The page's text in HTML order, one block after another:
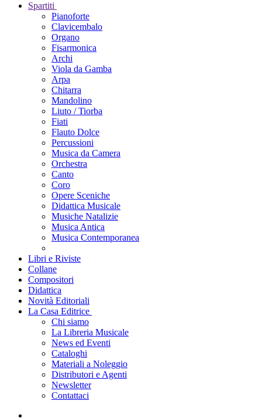
Spartiti
Pianoforte
Clavicembalo
Organo
Fisarmonica
Archi
Viola da Gamba
Arpa
Chitarra
Mandolino
Liuto / Tiorba
Fiati
Flauto Dolce
Percussioni
Musica da Camera
Orchestra
Canto
Coro
Opere Sceniche
Didattica Musicale
Musiche Natalizie
Musica Antica
Musica Contemporanea
Libri e Riviste
Collane
Compositori
Didattica
Novità Editoriali
La Casa Editrice
Chi siamo
La Libreria Musicale
News ed Eventi
Cataloghi
Materiali a Noleggio
Distributori e Agenti
Newsletter
Contattaci